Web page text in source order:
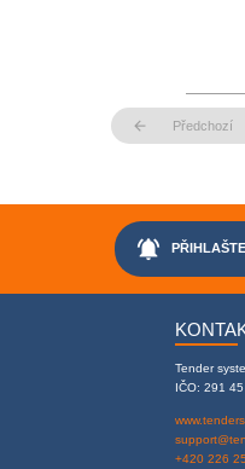
arrow_back Předchozí
notifications_active
Tender
IČO: 291 45
+420 226